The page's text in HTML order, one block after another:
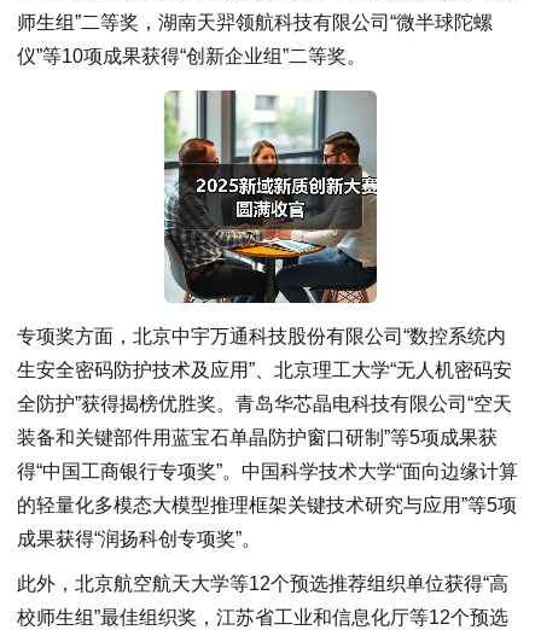
师生组”二等奖，湖南天羿领航科技有限公司“微半球陀螺
仪”等10项成果获得“创新企业组”二等奖。
专项奖方面，北京中宇万通科技股份有限公司“数控系统内
生安全密码防护技术及应用”、北京理工大学“无人机密码安
全防护”获得揭榜优胜奖。青岛华芯晶电科技有限公司“空天
装备和关键部件用蓝宝石单晶防护窗口研制”等5项成果获
得“中国工商银行专项奖”。中国科学技术大学“面向边缘计算
的轻量化多模态大模型推理框架关键技术研究与应用”等5项
成果获得“润扬科创专项奖”。
此外，北京航空航天大学等12个预选推荐组织单位获得“高
校师生组”最佳组织奖，江苏省工业和信息化厅等12个预选